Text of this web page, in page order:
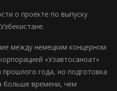
о проекте по выпуску
между немецким концерном
«Узавтосаноат»
года, но подготовка
больше времени, чем